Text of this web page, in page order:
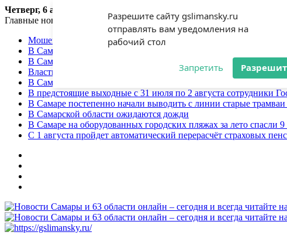
Разрешите сайту gslimansky.ru
отправлять вам уведомления на
рабочий стол
Запретить
Четверг, 6 августа 2026
Главные новости
Мошенники продолжают использовать приёмы социальной
В Самарской области сохранится теплая погода
В Самарской области ожидаются грозы
Власти Самары обсудят создание пешеходной зоны на улице
В Самарской области на трассе М-5 столкнулись два бензовоза
В предстоящие выходные с 31 июля по 2 августа сотрудники
В Самаре постепенно начали выводить с линии старые трамваи
В Самарской области ожидаются дожди
В Самаре на оборудованных городских пляжах за лето спасли 9
С 1 августа пройдет автоматический перерасчёт страховых
Меню